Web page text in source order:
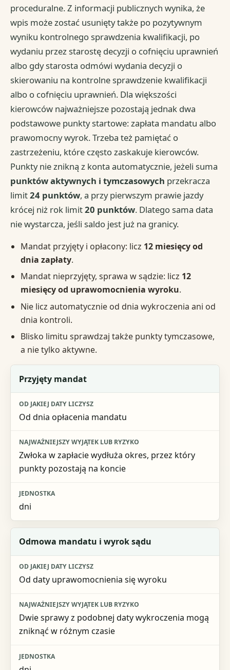
proceduralne. Z informacji publicznych wynika, że
wpis może zostać usunięty także po pozytywnym
wyniku kontrolnego sprawdzenia kwalifikacji, po
wydaniu przez starostę decyzji o cofnięciu uprawnień
albo gdy starosta odmówi wydania decyzji o
skierowaniu na kontrolne sprawdzenie kwalifikacji
albo o cofnięciu uprawnień. Dla większości
kierowców najważniejsze pozostają jednak dwa
podstawowe punkty startowe: zapłata mandatu albo
prawomocny wyrok. Trzeba też pamiętać o
zastrzeżeniu, które często zaskakuje kierowców.
Punkty nie znikną z konta automatycznie, jeżeli suma
punktów aktywnych i tymczasowych przekracza
limit24 punktów, a przy pierwszym prawie jazdy
krócej niż rok limit20 punktów. Dlatego sama data
nie wystarcza, jeśli saldo jest już na granicy.
Mandat przyjęty i opłacony: licz 12 miesięcy od
dnia zapłaty.
Mandat nieprzyjęty, sprawa w sądzie: licz 12
miesięcy od uprawomocnienia wyroku.
Nie licz automatycznie od dnia wykroczenia ani od
dnia kontroli.
Blisko limitu sprawdzaj także punkty tymczasowe,
a nie tylko aktywne.
Sytuacja
Od jakiej daty liczysz
Najważniejszy wyjątek lub ryzyko
Jednostka
Przyjęty mandat
Od dnia opłacenia mandatu
Zwłoka w zapłacie wydłuża okres, przez który
punkty pozostają na koncie
dni
Odmowa mandatu i wyrok sądu
Od daty uprawomocnienia się wyroku
Dwie sprawy z podobnej daty wykroczenia mogą
zniknąć w różnym czasie